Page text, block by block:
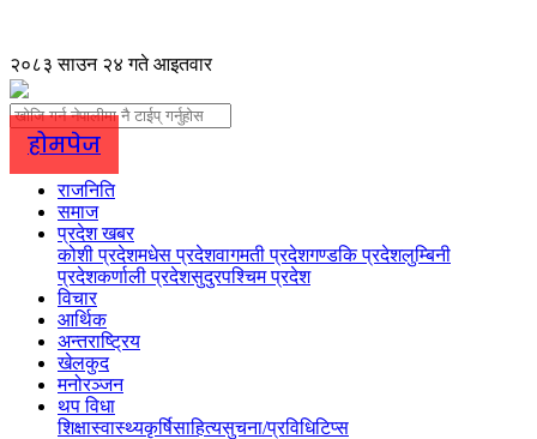
२०८३ साउन २४ गते आइतवार
होमपेज
राजनिति
समाज
प्रदेश खबर
कोशी प्रदेशमधेस प्रदेशवागमती प्रदेशगण्डकि प्रदेशलुम्बिनी
प्रदेशकर्णाली प्रदेशसुदुरपश्चिम प्रदेश
विचार
आर्थिक
अन्तराष्ट्रिय
खेलकुद
मनोरञ्जन
थप विधा
शिक्षास्वास्थ्यकृर्षिसाहित्यसुचना/प्रविधिटिप्स